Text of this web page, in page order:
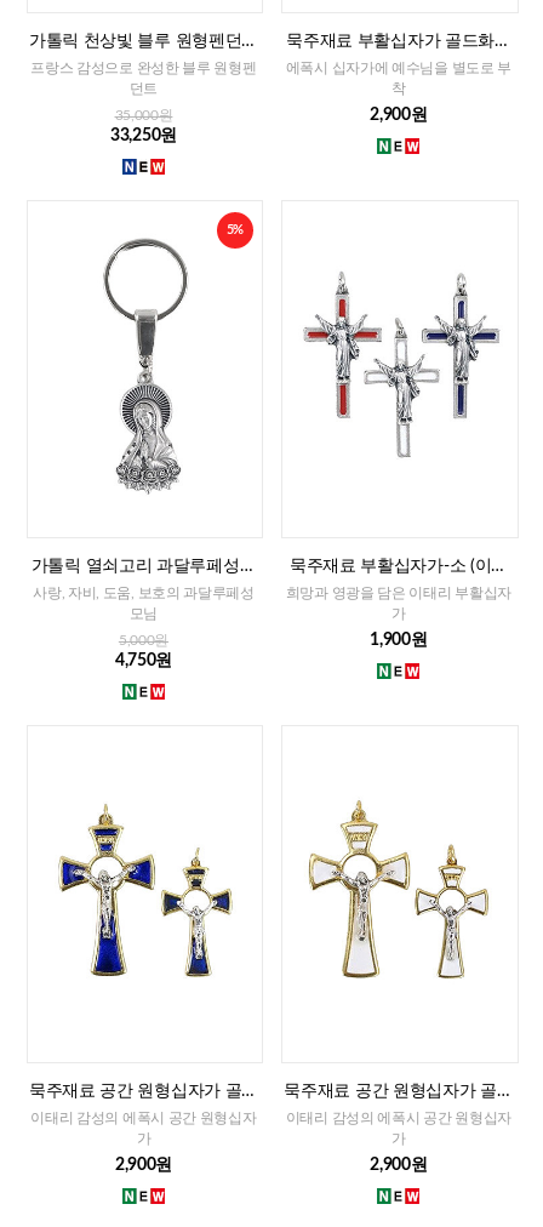
가톨릭 천상빛 블루 원형펜던트
(프랑스)
프랑스 감성으로 완성한 블루 원형펜
던트
35,000원
33,250원
묵주재료 부활십자가 골드화이
트(이태리)-소
에폭시 십자가에 예수님을 별도로 부
착
2,900원
5%
가톨릭 열쇠고리 과달루페성모
(이태리)
사랑, 자비, 도움, 보호의 과달루페성
모님
5,000원
4,750원
묵주재료 부활십자가-소 (이태
리)-레드,화이트,블루
희망과 영광을 담은 이태리 부활십자
가
1,900원
묵주재료 공간 원형십자가 골드
화블루(이태리)-대,소
이태리 감성의 에폭시 공간 원형십자
가
2,900원
묵주재료 공간 원형십자가 골드
화이트(이태리)-대,소
이태리 감성의 에폭시 공간 원형십자
가
2,900원